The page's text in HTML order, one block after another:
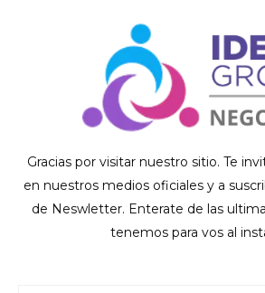
Gracias por visitar nuestro sitio. Te
en nuestros medios oficiales y a
de Neswletter. Enterate de las
tenemos para vos al